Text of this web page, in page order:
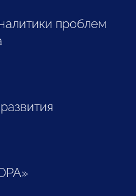
проблем